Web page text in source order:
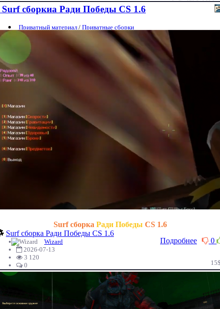
Surf сборкиа Ради Победы CS 1.6
Приватный материал / Приватные сборки
Surf сборка Ради Победы CS 1.6
Surf сборка Ради Победы CS 1.6
0
Подробнее
Wizard
2026-07-13
3 120
0